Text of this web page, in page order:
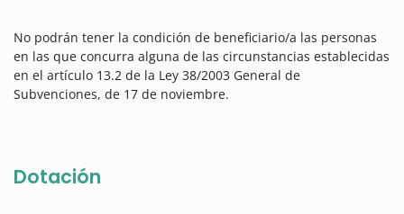
No podrán tener la condición de beneficiario/a las personas
en las que concurra alguna de las circunstancias establecidas
en el artículo 13.2 de la Ley 38/2003 General de
Subvenciones, de 17 de noviembre.
Dotación